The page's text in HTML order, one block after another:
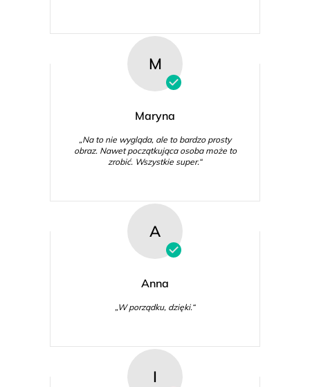
M
Maryna
„Na to nie wygląda, ale to bardzo prosty
obraz. Nawet początkująca osoba może to
zrobić. Wszystkie super.“
A
Anna
„W porządku, dzięki.“
I